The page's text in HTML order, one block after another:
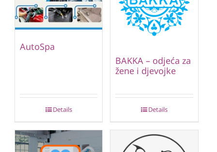
AutoSpa
Details
BAKKA – odjeća za
žene i djevojke
Details